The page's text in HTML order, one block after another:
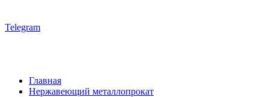
Telegram
Главная
Нержавеющий металлопрокат